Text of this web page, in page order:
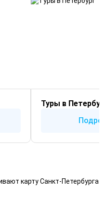
Туры в